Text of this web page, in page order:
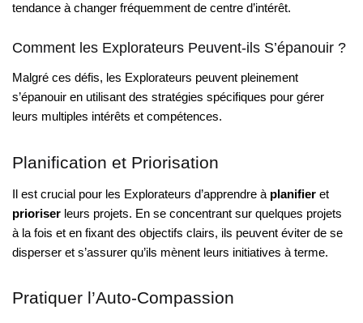
tendance à changer fréquemment de centre d’intérêt.
Comment les Explorateurs Peuvent-ils S’épanouir ?
Malgré ces défis, les Explorateurs peuvent pleinement
s’épanouir en utilisant des stratégies spécifiques pour gérer
leurs multiples intérêts et compétences.
Planification et Priorisation
Il est crucial pour les Explorateurs d’apprendre à planifier et
prioriser leurs projets. En se concentrant sur quelques projets
à la fois et en fixant des objectifs clairs, ils peuvent éviter de se
disperser et s’assurer qu’ils mènent leurs initiatives à terme.
Pratiquer l’Auto-Compassion